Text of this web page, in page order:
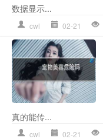
数据显示...
cwl 02-21
真的能传...
cwl 02-21